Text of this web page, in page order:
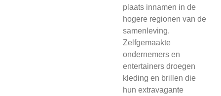
plaats innamen in de
hogere regionen van de
samenleving.
Zelfgemaakte
ondernemers en
entertainers droegen
kleding en brillen die
hun extravagante